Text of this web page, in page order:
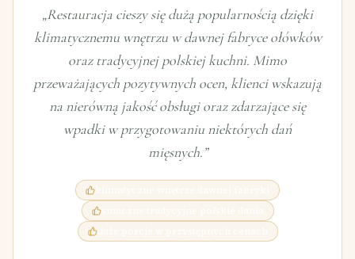
„Restauracja cieszy się dużą popularnością dzięki
klimatycznemu wnętrzu w dawnej fabryce ołówków
oraz tradycyjnej polskiej kuchni. Mimo
przeważających pozytywnych ocen, klienci wskazują
na nierówną jakość obsługi oraz zdarzające się
wpadki w przygotowaniu niektórych dań
mięsnych.”
smaczne tradycyjne polskie dania
duże porcje w przystępnych cenach